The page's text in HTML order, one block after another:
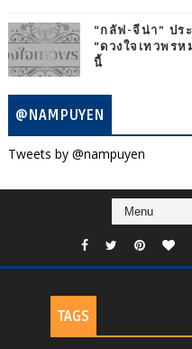
“กลัฟ-จีน่า” ปร
“ดวงใจเทวพร
นี้
@NAMPUYEN
Tweets by @nampuyen
TAGS